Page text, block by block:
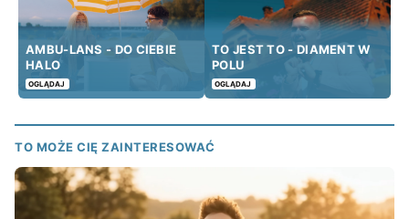
AMBU-LANS - DO CIEBIE
HALO
OGLĄDAJ
TO JEST TO - DIAMENT W
POLU
OGLĄDAJ
TO MOŻE CIĘ ZAINTERESOWAĆ